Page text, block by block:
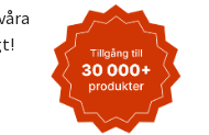
I Kundvagn